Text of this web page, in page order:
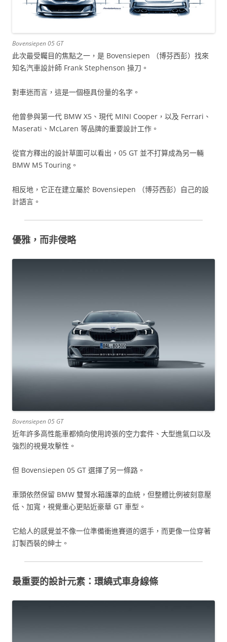
Bovensiepen 05 GT
此次最受矚目的焦點之一，是 Bovensiepen （博芬西彭）找來
知名汽車設計師 Frank Stephenson 操刀。
對車迷而言，這是一個極具份量的名字。
他曾參與第一代 BMW X5、現代 MINI Cooper，以及 Ferrari、
Maserati、McLaren 等品牌的重要設計工作。
從官方釋出的設計草圖可以看出，05 GT 並不打算成為另一輛
BMW M5 Touring。
相反地，它正在建立屬於 Bovensiepen （博芬西彭）自己的設
計語言。
優雅，而非侵略
Bovensiepen 05 GT
近年許多高性能車都傾向使用誇張的空力套件、大型進氣口以及
強烈的視覺攻擊性。
但 Bovensiepen 05 GT 選擇了另一條路。
車頭依然保留 BMW 雙腎水箱護罩的血統，但整體比例被刻意壓
低、加寬，視覺重心更貼近豪華 GT 車型。
它給人的感覺並不像一位準備衝進賽道的選手，而更像一位穿著
訂製西裝的紳士。
最重要的設計元素：環繞式車身線條